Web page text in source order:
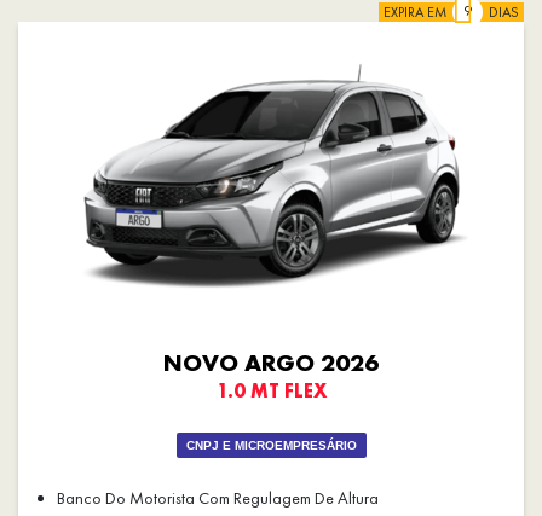
EXPIRA EM DIAS
NOVO ARGO 2026
1.0 MT FLEX
CNPJ E MICROEMPRESÁRIO
Banco Do Motorista Com Regulagem De Altura